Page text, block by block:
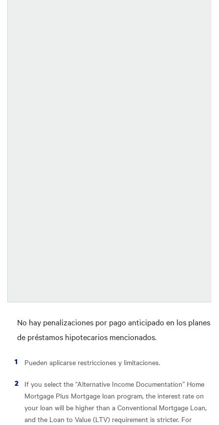
No hay penalizaciones por pago anticipado en los planes
de préstamos hipotecarios mencionados.
Pueden aplicarse restricciones y limitaciones.
If you select the “Alternative Income Documentation” Home
Mortgage Plus Mortgage loan program, the interest rate on
your loan will be higher than a Conventional Mortgage Loan,
and the Loan to Value (LTV) requirement is stricter. For